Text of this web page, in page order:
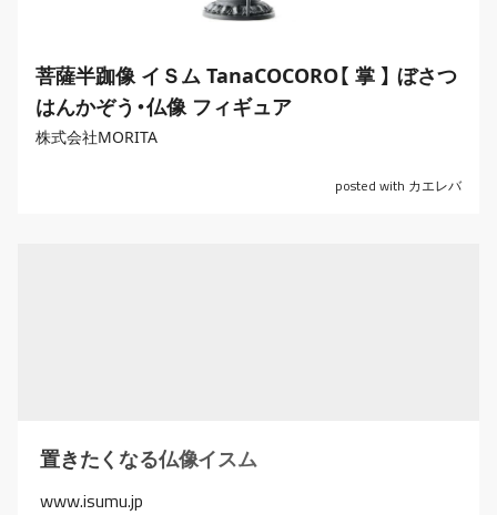
菩薩半跏像 イＳム TanaCOCORO【 掌 】 ぼさつ
はんかぞう・仏像 フィギュア
posted with カエレバ
株式会社MORITA
置きたくなる仏像イスム
www.isumu.jp